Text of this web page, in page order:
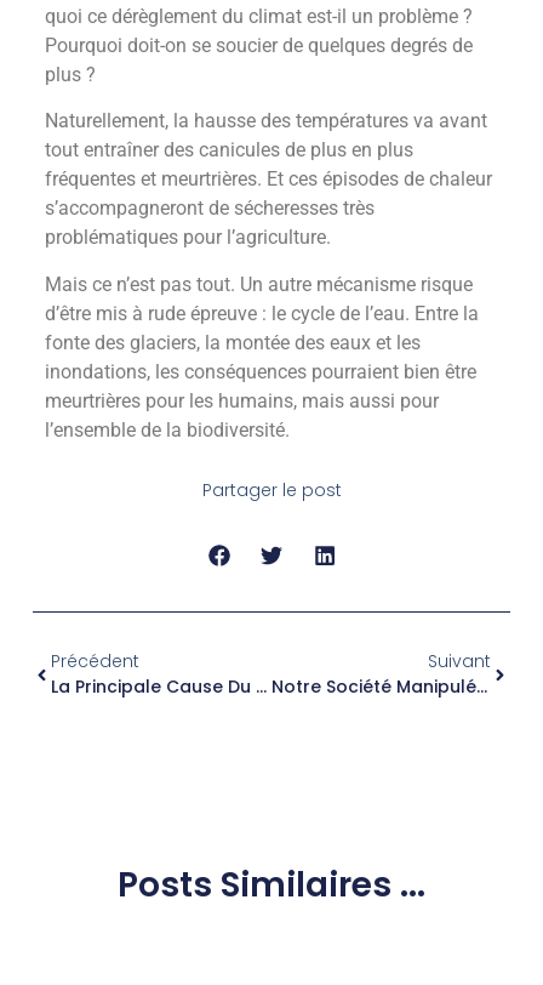
quoi ce dérèglement du climat est-il un problème ?
Pourquoi doit-on se soucier de quelques degrés de
plus ?
Naturellement, la hausse des températures va avant
tout entraîner des canicules de plus en plus
fréquentes et meurtrières. Et ces épisodes de chaleur
s’accompagneront de sécheresses très
problématiques pour l’agriculture.
Mais ce n’est pas tout. Un autre mécanisme risque
d’être mis à rude épreuve : le cycle de l’eau. Entre la
fonte des glaciers, la montée des eaux et les
inondations, les conséquences pourraient bien être
meurtrières pour les humains, mais aussi pour
l’ensemble de la biodiversité.
Partager le post
Précédent
La Principale Cause Du Réchauffement Climatique, N’est-Ce Pas La Croissance Démographique (des Pays Pauvres) ?
Suivant
Notre Société Manipulée Par Des Affirmations Tendancieuses Quant À L’urgence Climatique ?
Posts Similaires ...